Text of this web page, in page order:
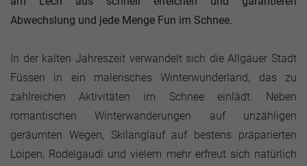
Abwechslung und jede Menge Fun im Schnee.
In der kalten Jahreszeit verwandelt sich die Allgäuer Stadt
Füssen in ein malerisches Winterwunderland, das zu
zahlreichen Aktivitäten im Schnee einlädt. Neben
romantischen Winterwanderungen auf unzähligen
geräumten Wegen, Skilanglauf auf bestens präparierten
Loipen, Rodelgaudi und vielem mehr erfreut sich natürlich